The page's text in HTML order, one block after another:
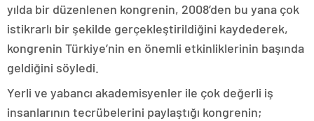
yılda bir düzenlenen kongrenin, 2008’den bu yana çok
istikrarlı bir şekilde gerçekleştirildiğini kaydederek,
kongrenin Türkiye’nin en önemli etkinliklerinin başında
geldiğini söyledi.
Yerli ve yabancı akademisyenler ile çok değerli iş
insanlarının tecrübelerini paylaştığı kongrenin;